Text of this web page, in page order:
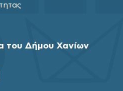
του Δήμου Χανίων